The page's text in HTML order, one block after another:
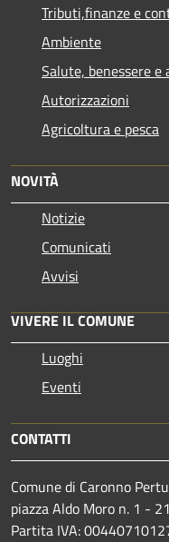
Tributi,finanze e
Ambiente
Salute, benessere e
Autorizzazioni
Agricoltura e pesca
NOVITÀ
Notizie
Comunicati
Avvisi
VIVERE IL COMUNE
Luoghi
Eventi
CONTATTI
Comune di Caronno
piazza Aldo Moro n. 1 -
Partita IVA: